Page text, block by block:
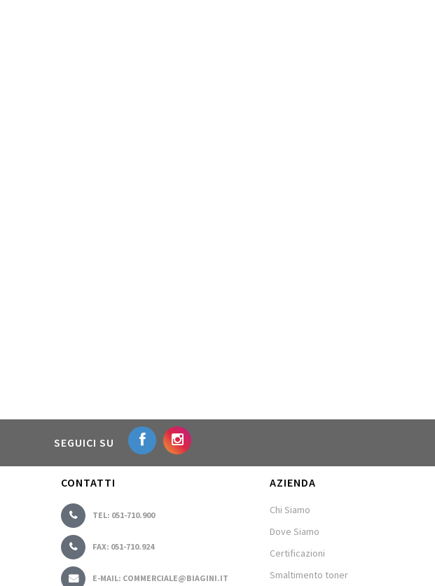
SEGUICI SU
CONTATTI
TEL: 051-710.900
FAX: 051-710.924
E-MAIL: COMMERCIALE@BIAGINI.IT
AZIENDA
Chi Siamo
Dove Siamo
Certificazioni
Smaltimento toner